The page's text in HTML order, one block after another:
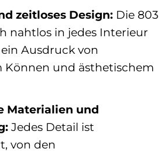
zeitloses Design:Die 803
nahtlos in jedes Interieur
Ausdruck von
Können und ästhetischem
Materialien und
Jedes Detail ist
von den